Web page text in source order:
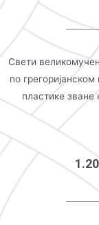
Свети
по
пластике зване